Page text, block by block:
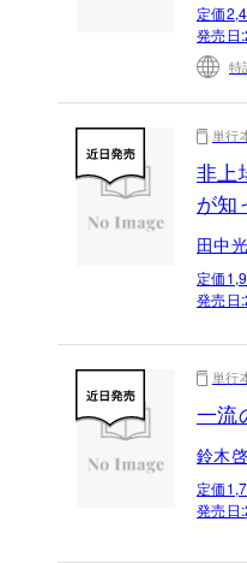
定価
発売日:
特
単行
非上
が知
田中光
定価
発売日:
単行
一流
鈴木
定価
発売日: